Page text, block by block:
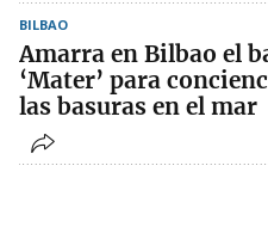
BILBAO
Amarra en Bilbao el
‘Mater’ para
las basuras en el mar